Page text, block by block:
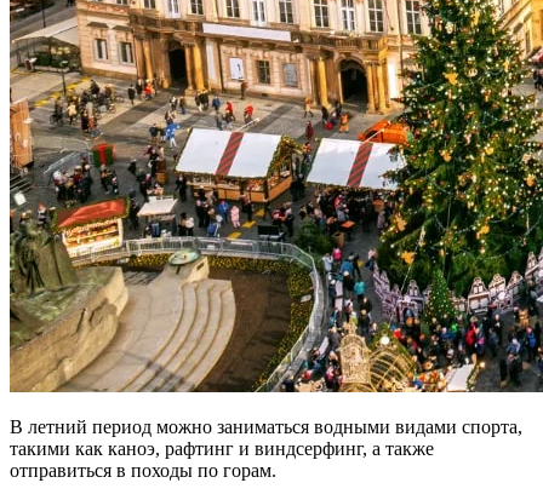
В летний период можно заниматься водными видами спорта,
такими как каноэ, рафтинг и виндсерфинг, а также
отправиться в походы по горам.